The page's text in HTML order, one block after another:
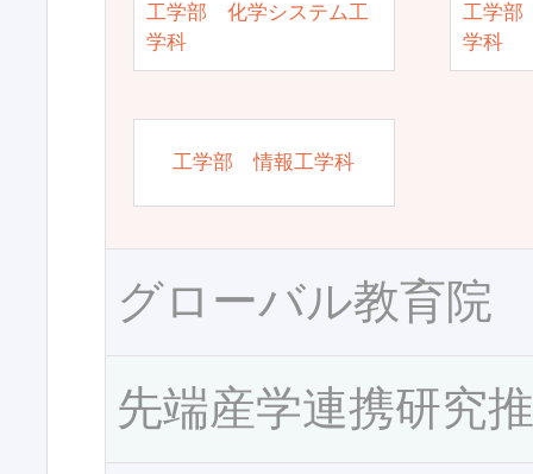
工学部 化学システム工
学科
工学部
学科
工学部 情報工学科
グローバル教育院
先端産学連携研究